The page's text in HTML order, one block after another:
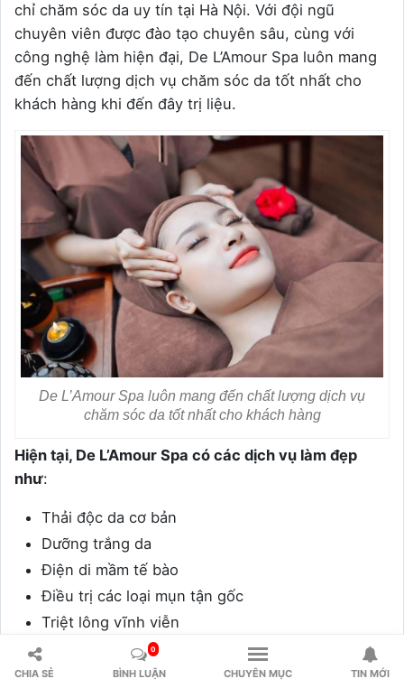
chỉ chăm sóc da uy tín tại Hà Nội. Với đội ngũ
chuyên viên được đào tạo chuyên sâu, cùng với
công nghệ làm hiện đại, De L’Amour Spa luôn mang
đến chất lượng dịch vụ chăm sóc da tốt nhất cho
khách hàng khi đến đây trị liệu.
De L’Amour Spa luôn mang đến chất lượng dịch vụ
chăm sóc da tốt nhất cho khách hàng
Hiện tại, De L’Amour Spa có các dịch vụ làm đẹp
như:
Thải độc da cơ bản
Dưỡng trắng da
Điện di mầm tế bào
Điều trị các loại mụn tận gốc
Triệt lông vĩnh viễn
…
CHIA SẺ
0
BÌNH LUẬN CHUYÊN MỤC TIN MỚI